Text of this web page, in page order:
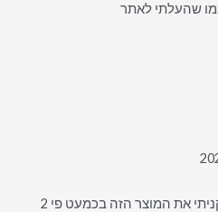
שהעלתי לאתר
איזה מבצע שווה !! אני קניתי את המוצר הזה בכמעט פי 2